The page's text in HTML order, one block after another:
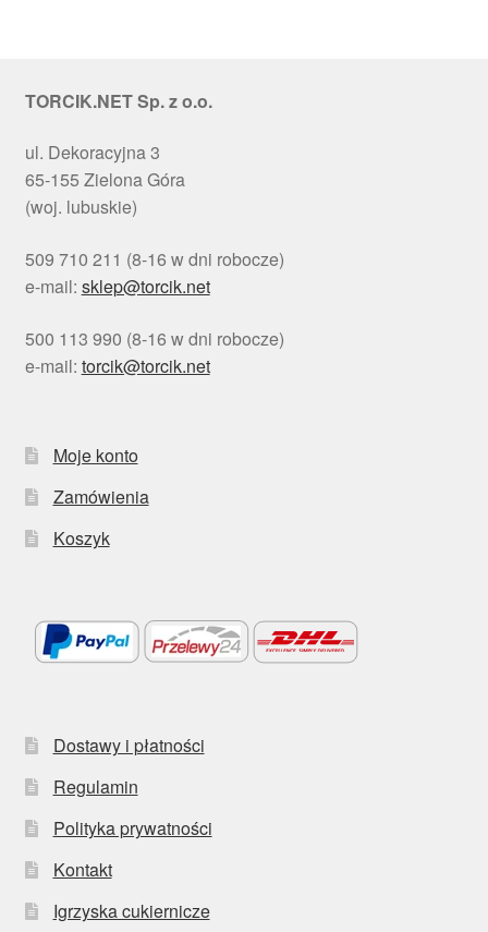
TORCIK.NET Sp. z o.o.
ul. Dekoracyjna 3
65-155 Zielona Góra
(woj. lubuskie)
509 710 211 (8-16 w dni robocze)
e-mail: sklep@torcik.net
500 113 990 (8-16 w dni robocze)
e-mail: torcik@torcik.net
Moje konto
Zamówienia
Koszyk
Dostawy i płatności
Regulamin
Polityka prywatności
Kontakt
Igrzyska cukiernicze